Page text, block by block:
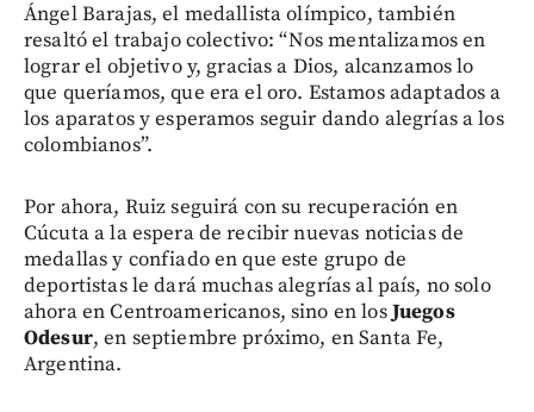
Ángel Barajas, el medallista olímpico, también
resaltó el trabajo colectivo: “Nos mentalizamos en
lograr el objetivo y, gracias a Dios, alcanzamos lo
que queríamos, que era el oro. Estamos adaptados a
los aparatos y esperamos seguir dando alegrías a los
colombianos”.
Por ahora, Ruiz seguirá con su recuperación en
Cúcuta a la espera de recibir nuevas noticias de
medallas y confiado en que este grupo de
deportistas le dará muchas alegrías al país, no solo
ahora en Centroamericanos, sino en losJuegos
Odesur, en septiembre próximo, en Santa Fe,
Argentina.